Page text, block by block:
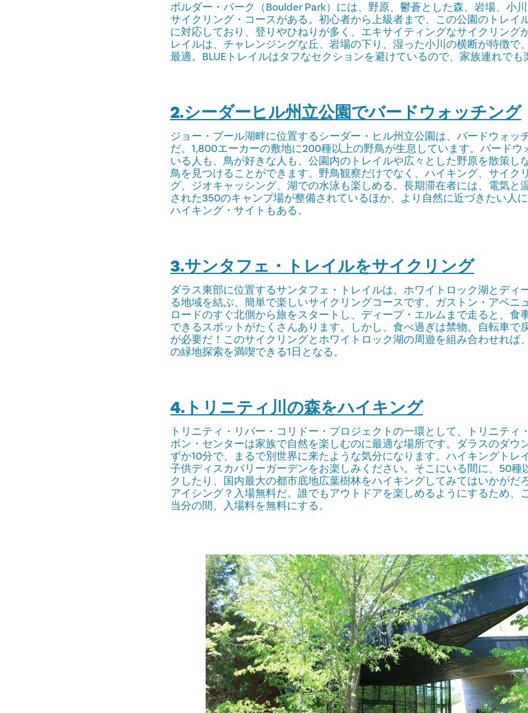
ボルダー・パーク（Boulder Park）には、野原、鬱蒼とした森、岩場、小
サイクリング・コースがある。初心者から上級者まで、この公園のトレイ
に対応しており、登りやひねりが多く、エキサイティングなサイクリング
レイルは、チャレンジングな丘、岩場の下り、湿った小川の横断が特徴で
最適。BLUEトレイルはタフなセクションを避けているので、家族連れでも
2.シーダーヒル州立公園でバードウォッチング
ジョー・プール湖畔に位置するシーダー・ヒル州立公園は、バードウォッ
だ。1,800エーカーの敷地に200種以上の野鳥が生息しています。バードウ
いる人も、鳥が好きな人も、公園内のトレイルや広々とした野原を散策し
鳥を見つけることができます。野鳥観察だけでなく、ハイキング、サイク
グ、ジオキャッシング、湖での水泳も楽しめる。長期滞在者には、電気と
された350のキャンプ場が整備されているほか、より自然に近づきたい人
ハイキング・サイトもある。
3.サンタフェ・トレイルをサイクリング
ダラス東部に位置するサンタフェ・トレイルは、ホワイトロック湖とディ
る地域を結ぶ、簡単で楽しいサイクリングコースです。ガストン・アベニ
ロードのすぐ北側から旅をスタートし、ディープ・エルムまで走ると、食
できるスポットがたくさんあります。しかし、食べ過ぎは禁物。自転車で
が必要だ！このサイクリングとホワイトロック湖の周遊を組み合わせれば
の緑地探索を満喫できる1日となる。
4.トリニティ川の森をハイキング
トリニティ・リバー・コリドー・プロジェクトの一環として、トリニティ
ボン・センターは家族で自然を楽しむのに最適な場所です。ダラスのダウ
ずか10分で、まるで別世界に来たような気分になります。ハイキングトレ
子供ディスカバリーガーデンをお楽しみください。そこにいる間に、50種
クしたり、国内最大の都市底地広葉樹林をハイキングしてみてはいかがだ
アイシング？入場無料だ。誰でもアウトドアを楽しめるようにするため、
当分の間、入場料を無料にする。